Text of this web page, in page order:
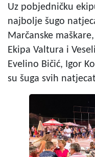
Uz pobjedničku
najbolje šugo
Marčanske
Ekipa Valtura i
Evelino Bičić, Igor
su šuga svih